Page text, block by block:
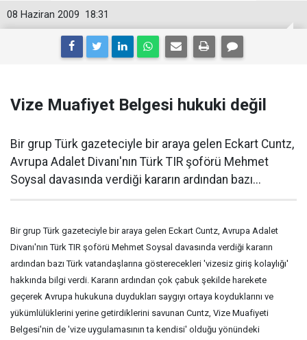
18:31
08 Haziran 2009
Vize Muafiyet Belgesi hukuki değil
Bir grup Türk gazeteciyle bir araya gelen Eckart Cuntz,
Avrupa Adalet Divanı'nın Türk TIR şoförü Mehmet
Soysal davasında verdiği kararın ardından bazı...
Bir grup Türk gazeteciyle bir araya gelen Eckart Cuntz, Avrupa Adalet
Divanı'nın Türk TIR şoförü Mehmet Soysal davasında verdiği kararın
ardından bazı Türk vatandaşlarına gösterecekleri 'vizesiz giriş kolaylığı'
hakkında bilgi verdi. Kararın ardından çok çabuk şekilde harekete
geçerek Avrupa hukukuna duydukları saygıyı ortaya koyduklarını ve
yükümlülüklerini yerine getirdiklerini savunan Cuntz, Vize Muafiyeti
Belgesi'nin de 'vize uygulamasının ta kendisi' olduğu yönündeki